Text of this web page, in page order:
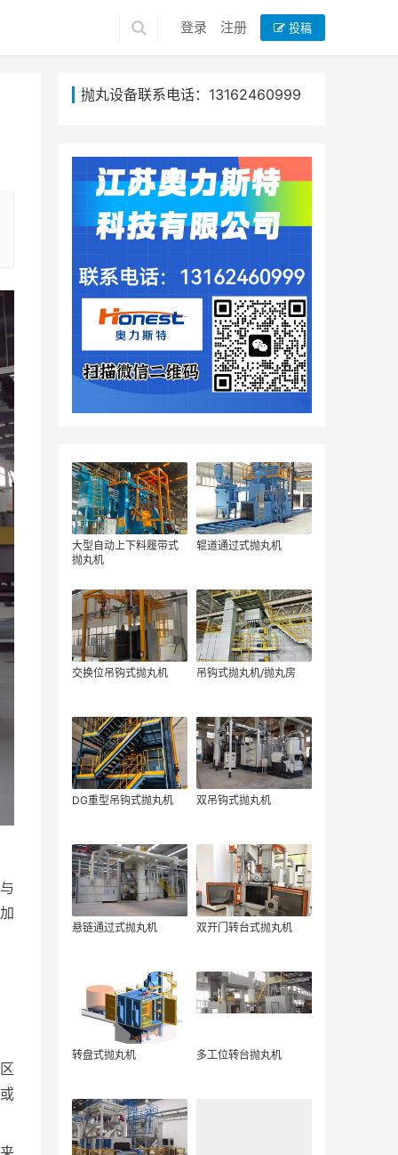
登录 注册 投稿
抛丸设备联系电话：13162460999
大型自动上下料履带式
抛丸机
辊道通过式抛丸机
交换位吊钩式抛丸机 吊钩式抛丸机/抛丸房
DG重型吊钩式抛丸机 双吊钩式抛丸机
悬链通过式抛丸机 双开门转台式抛丸机
转盘式抛丸机 多工位转台抛丸机